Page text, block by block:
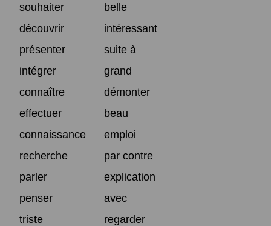
souhaiter
belle
découvrir
intéressant
présenter
suite à
intégrer
grand
connaître
démonter
effectuer
beau
connaissance
emploi
recherche
par contre
parler
explication
penser
avec
triste
regarder